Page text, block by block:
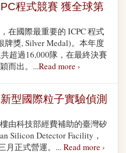
程式競賽 獲全球第
在國際最重要的 ICPC 程式
牌獎, Silver Medal)。本年度
超過16,000隊，在最終決賽
而出。...Read more ›
型國際粒子實驗偵測
由科技部經費補助的臺灣矽
Silicon Detector Facility，
月正式營運。... Read more ›